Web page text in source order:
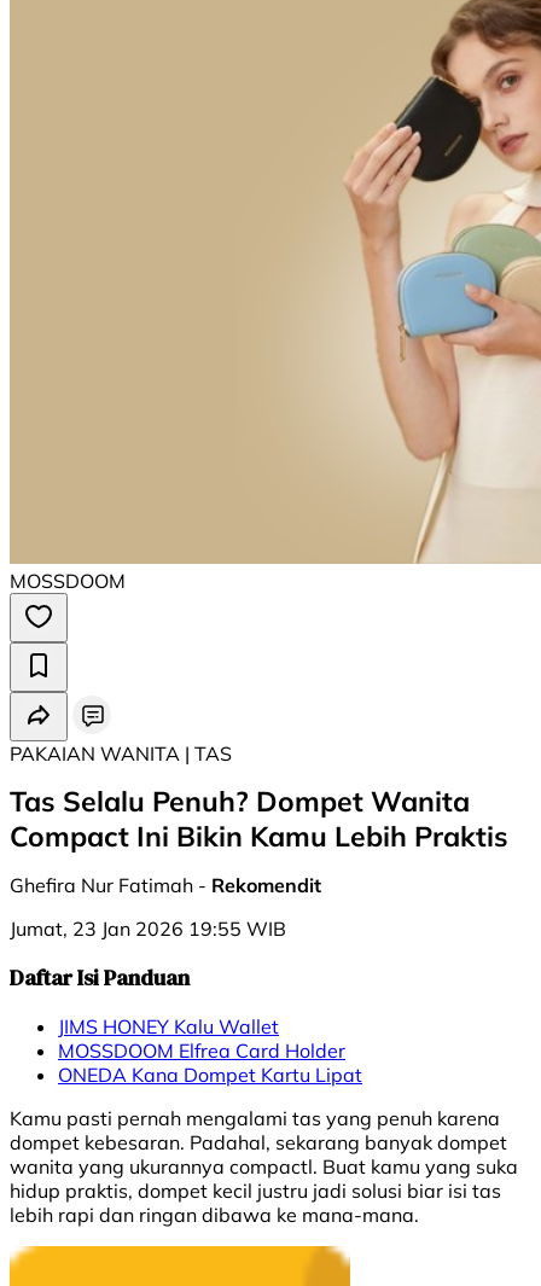
MOSSDOOM
PAKAIAN WANITA | TAS
Tas Selalu Penuh? Dompet Wanita
Compact Ini Bikin Kamu Lebih Praktis
Ghefira Nur Fatimah - Rekomendit
Jumat, 23 Jan 2026 19:55 WIB
Daftar Isi Panduan
JIMS HONEY Kalu Wallet
MOSSDOOM Elfrea Card Holder
ONEDA Kana Dompet Kartu Lipat
Kamu pasti pernah mengalami tas yang penuh karena
dompet kebesaran. Padahal, sekarang banyak dompet
wanita yang ukurannya compactl. Buat kamu yang suka
hidup praktis, dompet kecil justru jadi solusi biar isi tas
lebih rapi dan ringan dibawa ke mana-mana.